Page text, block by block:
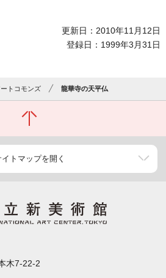
更新日：2010年11月12日
登録日：1999年3月31日
トコモンズ 龍華寺の天平仏
イトマップを開く
木7-22-2